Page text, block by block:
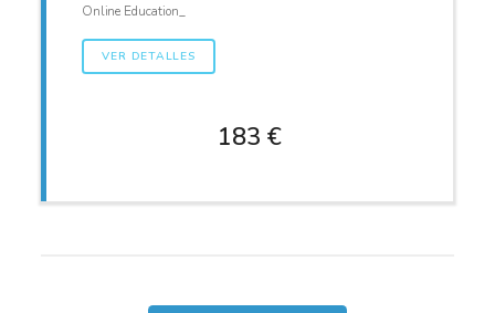
Online Education_
VER DETALLES
183 €